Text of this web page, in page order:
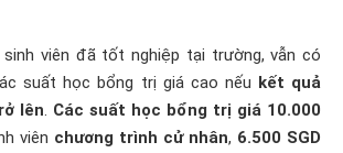
viên đã tốt nghiệp tại trường, vẫn có
suất học bổng trị giá cao nếu kết quả
lên. Các suất học bổng trị giá 10.000
viên chương trình cử nhân, 6.500 SGD